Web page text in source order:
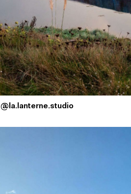
@la.lanterne.studio